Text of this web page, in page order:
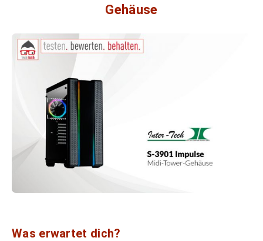
Gehäuse
Was erwartet dich?